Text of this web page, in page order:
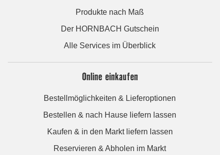
Produkte nach Maß
Der HORNBACH Gutschein
Alle Services im Überblick
Online einkaufen
Bestellmöglichkeiten & Lieferoptionen
Bestellen & nach Hause liefern lassen
Kaufen & in den Markt liefern lassen
Reservieren & Abholen im Markt